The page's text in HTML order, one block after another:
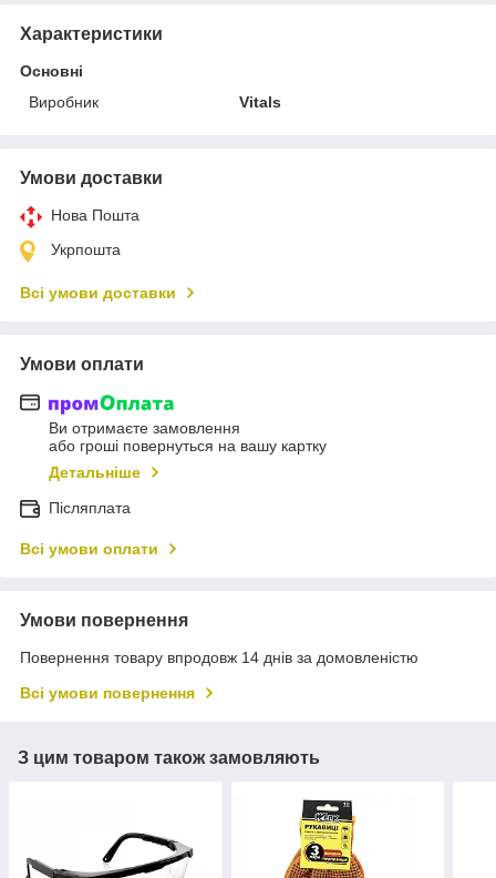
Характеристики
Основні
Виробник
Vitals
Умови доставки
Нова Пошта
Укрпошта
Всі умови доставки
Умови оплати
Ви отримаєте замовлення
або гроші повернуться на вашу картку
Детальніше
Післяплата
Всі умови оплати
Умови повернення
Повернення товару впродовж 14 днів за домовленістю
Всі умови повернення
З цим товаром також замовляють